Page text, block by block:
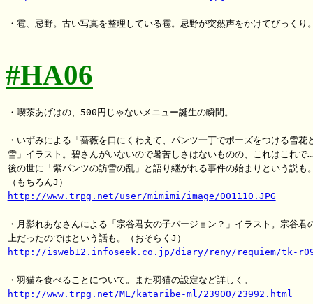
・雹、忌野。古い写真を整理している雹。忌野が突然声をかけてびっくり
#HA06
・喫茶あげはの、500円じゃないメニュー誕生の瞬間。
・いずみによる「薔薇を口にくわえて、パンツ一丁でポーズをつける雪花
雪」イラスト。碧さんがいないので暑苦しさはないものの、これはこれで
後の世に「紫パンツの訪雪の乱」と語り継がれる事件の始まりという説も
http://www.trpg.net/user/mimimi/image/001110.JPG
・月影れあなさんによる「宗谷君女の子バージョン？」イラスト。宗谷君
http://isweb12.infoseek.co.jp/diary/reny/requiem/tk-
http://www.trpg.net/ML/kataribe-ml/23900/23992.html